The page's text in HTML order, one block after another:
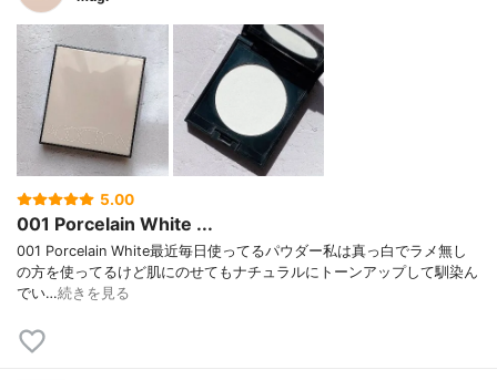
5.00
001 Porcelain White ...
001 Porcelain White最近毎日使ってるパウダー私は真っ白でラメ無し
の方を使ってるけど肌にのせてもナチュラルにトーンアップして馴染ん
でい…続きを見る